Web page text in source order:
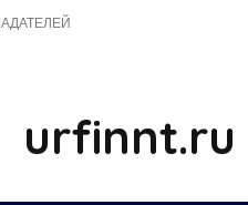
urfinnt.ru